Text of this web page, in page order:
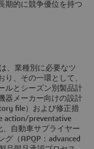
期的に競争優位を持つ
、業種別に必要なツ
り、その一環として、
ルとシーズン別製品計
器メーカー向けの設計
file）および修正措
action/preventative
自動車サプライヤー
（APQP：advanced